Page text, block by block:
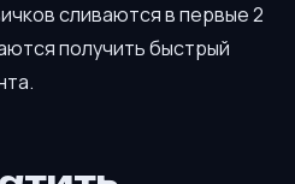
сливаются в первые 2
получить быстрый